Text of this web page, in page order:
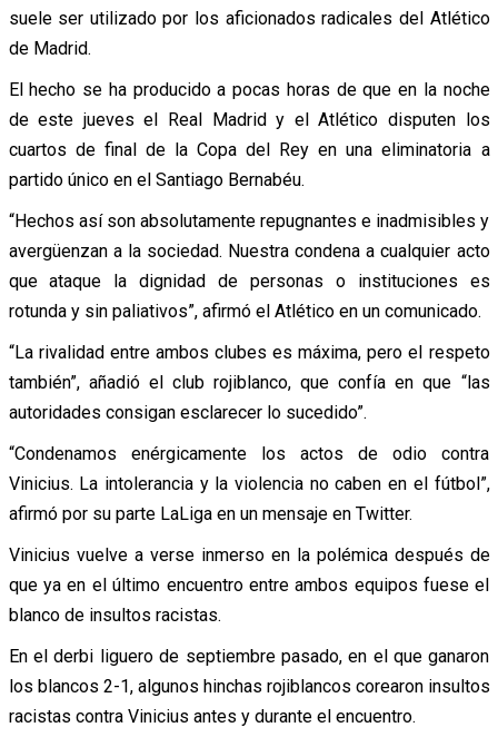
suele ser utilizado por los aficionados radicales del Atlético
de Madrid.
El hecho se ha producido a pocas horas de que en la noche
de este jueves el Real Madrid y el Atlético disputen los
cuartos de final de la Copa del Rey en una eliminatoria a
partido único en el Santiago Bernabéu.
“Hechos así son absolutamente repugnantes e inadmisibles y
avergüenzan a la sociedad. Nuestra condena a cualquier acto
que ataque la dignidad de personas o instituciones es
rotunda y sin paliativos”, afirmó el Atlético en un comunicado.
“La rivalidad entre ambos clubes es máxima, pero el respeto
también”, añadió el club rojiblanco, que confía en que “las
autoridades consigan esclarecer lo sucedido”.
“Condenamos enérgicamente los actos de odio contra
Vinicius. La intolerancia y la violencia no caben en el fútbol”,
afirmó por su parte LaLiga en un mensaje en Twitter.
Vinicius vuelve a verse inmerso en la polémica después de
que ya en el último encuentro entre ambos equipos fuese el
blanco de insultos racistas.
En el derbi liguero de septiembre pasado, en el que ganaron
los blancos 2-1, algunos hinchas rojiblancos corearon insultos
racistas contra Vinicius antes y durante el encuentro.